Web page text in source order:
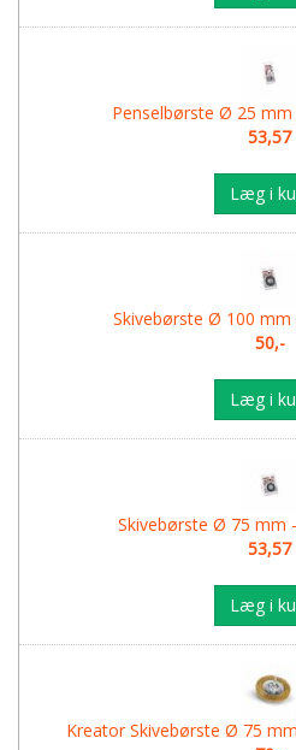
Penselbørste Ø 25
53,57
Læg i
Skivebørste Ø 100
50,-
Læg i
Skivebørste Ø 75 mm
53,57
Læg i
Kreator Skivebørste Ø 75